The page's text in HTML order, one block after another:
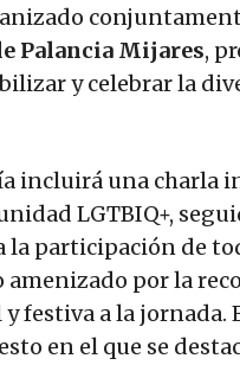
Palancia Mijares,
y celebrar la
incluirá una charla
LGTBIQ+,
la participación de
por la
festiva a la
en el que se